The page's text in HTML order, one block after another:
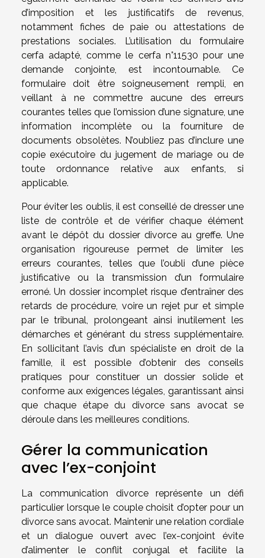
d’imposition et les justificatifs de revenus,
notamment fiches de paie ou attestations de
prestations sociales. L’utilisation du formulaire
cerfa adapté, comme le cerfa n°11530 pour une
demande conjointe, est incontournable. Ce
formulaire doit être soigneusement rempli, en
veillant à ne commettre aucune des erreurs
courantes telles que l’omission d’une signature, une
information incomplète ou la fourniture de
documents obsolètes. N’oubliez pas d’inclure une
copie exécutoire du jugement de mariage ou de
toute ordonnance relative aux enfants, si
applicable.
Pour éviter les oublis, il est conseillé de dresser une
liste de contrôle et de vérifier chaque élément
avant le dépôt du dossier divorce au greffe. Une
organisation rigoureuse permet de limiter les
erreurs courantes, telles que l’oubli d’une pièce
justificative ou la transmission d’un formulaire
erroné. Un dossier incomplet risque d’entraîner des
retards de procédure, voire un rejet pur et simple
par le tribunal, prolongeant ainsi inutilement les
démarches et générant du stress supplémentaire.
En sollicitant l’avis d’un spécialiste en droit de la
famille, il est possible d’obtenir des conseils
pratiques pour constituer un dossier solide et
conforme aux exigences légales, garantissant ainsi
que chaque étape du divorce sans avocat se
déroule dans les meilleures conditions.
Gérer la communication
avec l’ex-conjoint
La communication divorce représente un défi
particulier lorsque le couple choisit d’opter pour un
divorce sans avocat. Maintenir une relation cordiale
et un dialogue ouvert avec l’ex-conjoint évite
d’alimenter le conflit conjugal et facilite la